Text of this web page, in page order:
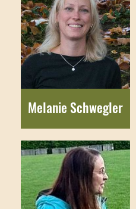
Melanie Schwegler